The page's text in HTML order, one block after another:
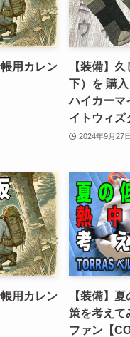
用カレン
【装備】
下）を 購
ハイカーマ
イトウィズ
2024年9月27日
用カレン
【装備】
策を考えて
ファン【